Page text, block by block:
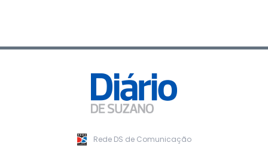
Rede DS de Comunicação